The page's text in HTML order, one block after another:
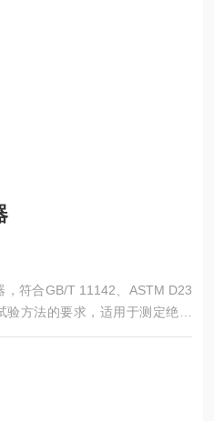
，符合GB/T 11142、ASTM D23
方法的要求，适用于测定绝缘
交界处放电的电场(或电离)作用
一款绝缘油的自动检测仪器。